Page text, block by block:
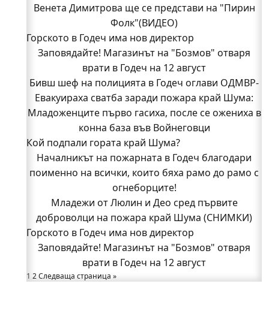
Венета Димитрова ще се представи на "Пирин
Фолк"(ВИДЕО)
Горското в Годеч има нов директор
Заповядайте! Магазинът на "Бозмов" отваря
врати в Годеч на 12 август
Бивш шеф на полицията в Годеч оглави ОДМВР-
Видин
Кой подпали гората край Шума?
Младежи от Люлин и Део сред първите
доброволци на пожара край Шума (СНИМКИ)
Началникът на пожарната в Годеч благодари
поименно на всички, които бяха рамо до рамо с
огнеборците!
150 декара гори, треви и храсти изгоряха край
Годеч, десетки доброволци се хвърлиха в
битката с огъня (СНИМКИ/ВИДЕО)
Полицията влиза в селата
Възможни са прекъсвания на тока утре в части
от община Годеч
Евакуираха сватба заради пожара край Шума:
Младоженците първо гасиха, после се ожениха в
конна база във Войнеговци
Кой подпали гората край Шума?
Началникът на пожарната в Годеч благодари
поименно на всички, които бяха рамо до рамо с
огнеборците!
Младежи от Люлин и Део сред първите
доброволци на пожара край Шума (СНИМКИ)
Горското в Годеч има нов директор
Заповядайте! Магазинът на "Бозмов" отваря
врати в Годеч на 12 август
1 2Следваща страница »